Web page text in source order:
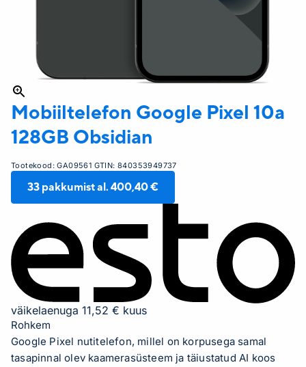
Mobiiltelefon Google Pixel 10a
128GB Obsidian
Tootekood:GA09561 GTIN:840353949737
33 pakkumist al. 400,40 €
väikelaenuga 11,52 € kuus
Rohkem
Google Pixel nutitelefon, millel on korpusega samal
tasapinnal olev kaamerasüsteem ja täiustatud AI koos